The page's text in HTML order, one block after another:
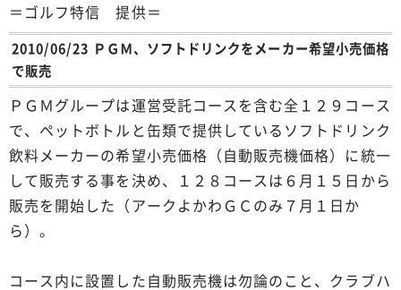
＝ゴルフ特信 提供＝
2010/06/23 ＰＧＭ、ソフトドリンクをメーカー希望小売価格
で販売
ＰＧＭグループは運営受託コースを含む全１２９コース
で、ペットボトルと缶類で提供しているソフトドリンク
飲料メーカーの希望小売価格（自動販売機価格）に統一
して販売する事を決め、１２８コースは６月１５日から
販売を開始した（アークよかわＧＣのみ７月１日か
ら）。
コース内に設置した自動販売機は勿論のこと、クラブハ